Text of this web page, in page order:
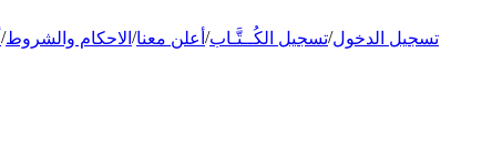
تسجيل الدخول/تسجيل الكُــتَّـاب/ أعلن معنا/ الاحكام والشروط/